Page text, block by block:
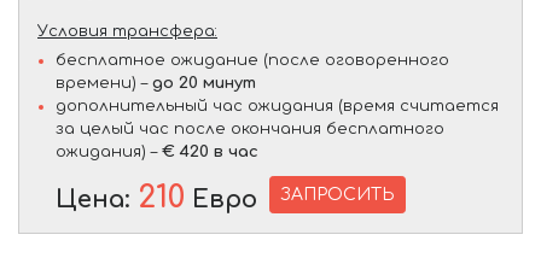
Условия трансфера:
бесплатное ожидание (после оговоренного
времени) – до 20 минут
дополнительный час ожидания (время считается
за целый час после окончания бесплатного
ожидания) – € 420 в час
Цена: 210 Евро ЗАПРОСИТЬ